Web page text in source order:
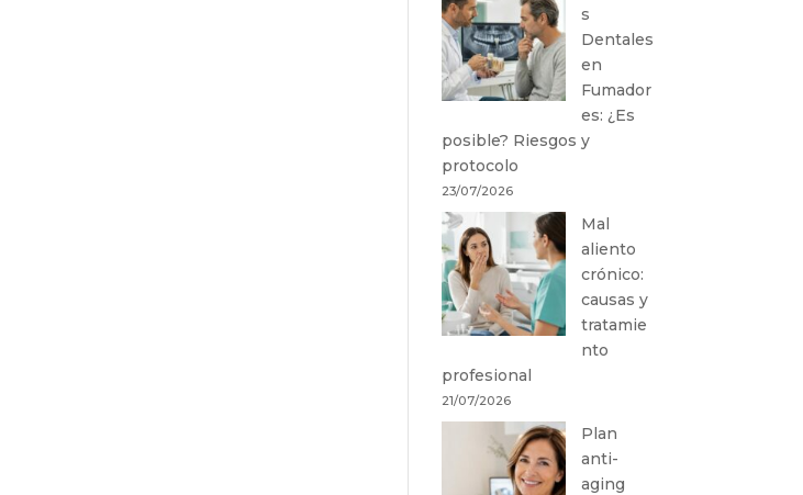
s
Dentales
en
Fumador
es: ¿Es
posible? Riesgos y
protocolo
23/07/2026
Mal
aliento
crónico:
causas y
tratamie
nto
profesional
21/07/2026
Plan
anti-
aging